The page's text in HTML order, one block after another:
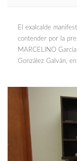
El exalcalde
contender por la
MARCELINO
González Galván,